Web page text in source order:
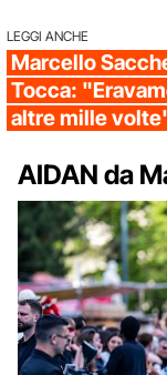
LEGGI ANCHE
Marcello
Tocca:
altre mille
AIDAN da